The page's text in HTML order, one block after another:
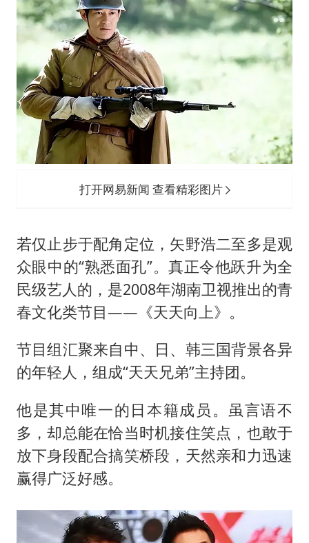
打开网易新闻 查看精彩图片
若仅止步于配角定位，矢野浩二至多是观
众眼中的“熟悉面孔”。真正令他跃升为全
民级艺人的，是2008年湖南卫视推出的青
春文化类节目——《天天向上》。
节目组汇聚来自中、日、韩三国背景各异
的年轻人，组成“天天兄弟”主持团。
他是其中唯一的日本籍成员。虽言语不
多，却总能在恰当时机接住笑点，也敢于
放下身段配合搞笑桥段，天然亲和力迅速
赢得广泛好感。